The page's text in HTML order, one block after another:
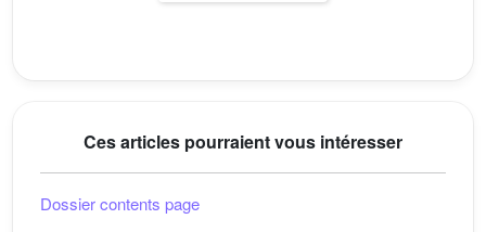
Ces articles pourraient vous intéresser
Dossier contents page